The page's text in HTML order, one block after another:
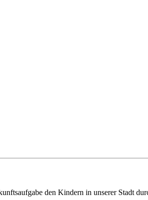
den Kindern in unserer Stadt